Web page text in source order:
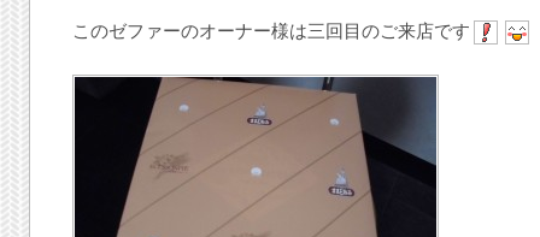
このゼファーのオーナー様は三回目のご来店です